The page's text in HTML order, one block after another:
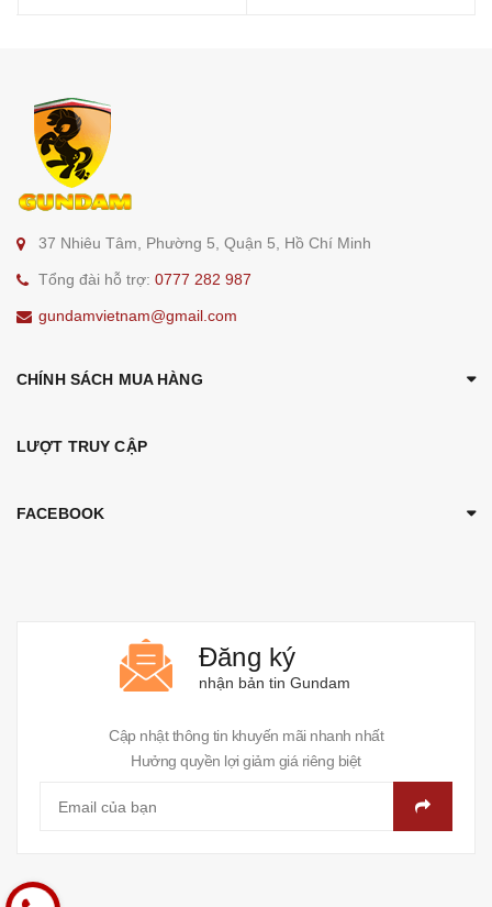
37 Nhiêu Tâm, Phường 5, Quận 5, Hồ Chí Minh
Tổng đài hỗ trợ: 0777 282 987
gundamvietnam@gmail.com
CHÍNH SÁCH MUA HÀNG
LƯỢT TRUY CẬP
FACEBOOK
Đăng ký
nhận bản tin Gundam
Cập nhật thông tin khuyến mãi nhanh nhất
Hưởng quyền lợi giảm giá riêng biệt